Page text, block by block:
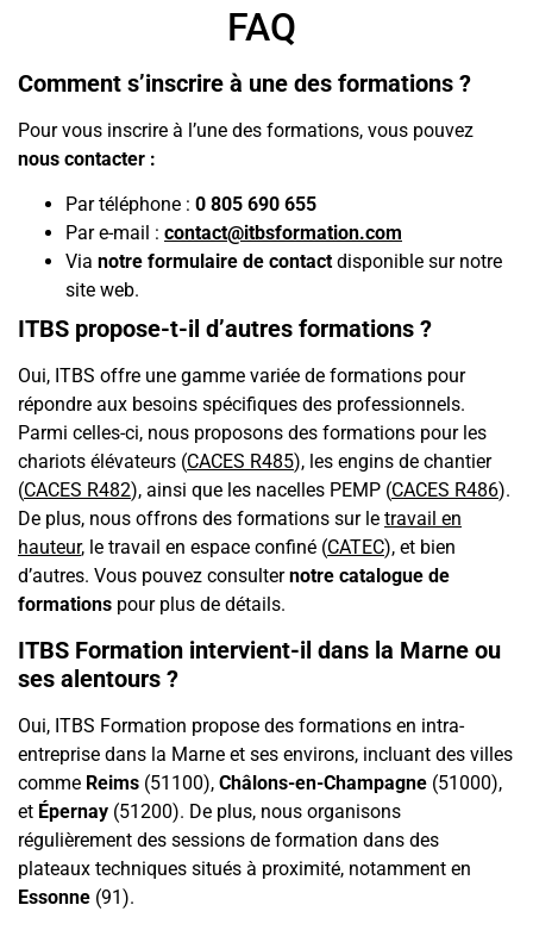
FAQ
Comment s’inscrire à une des formations ?
Pour vous inscrire à l’une des formations, vous pouvez
nous contacter :
Par téléphone : 0 805 690 655
Par e-mail : contact@itbsformation.com
Via notre formulaire de contact disponible sur notre
site web.
ITBS propose-t-il d’autres formations ?
Oui, ITBS offre une gamme variée de formations pour
répondre aux besoins spécifiques des professionnels.
Parmi celles-ci, nous proposons des formations pour les
chariots élévateurs (CACES R485), les engins de chantier
(CACES R482), ainsi que les nacelles PEMP (CACES R486).
De plus, nous offrons des formations sur le travail en
hauteur, le travail en espace confiné (CATEC), et bien
d’autres. Vous pouvez consulternotre catalogue de
formations pour plus de détails.
ITBS Formation intervient-il dans la Marne ou
ses alentours ?
Oui, ITBS Formation propose des formations en intra-
entreprise dans la Marne et ses environs, incluant des villes
comme Reims (51100), Châlons-en-Champagne (51000),
et Épernay (51200). De plus, nous organisons
régulièrement des sessions de formation dans des
plateaux techniques situés à proximité, notamment en
Essonne (91).